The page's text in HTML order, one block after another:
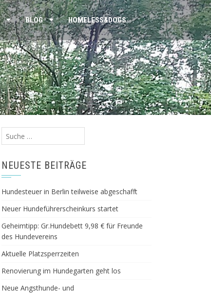
BLOG HOMELESS&DOGS
Suche
nach:
NEUESTE BEITRÄGE
Hundesteuer in Berlin teilweise abgeschafft
Neuer Hundeführerscheinkurs startet
Geheimtipp: Gr.Hundebett 9,98 € für Freunde
des Hundevereins
Aktuelle Platzsperrzeiten
Renovierung im Hundegarten geht los
Neue Angsthunde- und